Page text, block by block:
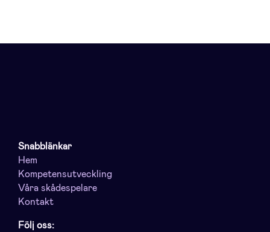
Snabblänkar
Hem
Kompetensutveckling
Våra skådespelare
Kontakt
Följ oss: